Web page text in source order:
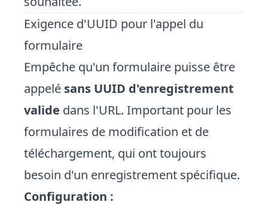
Exigence d'UUID pour l'appel du
formulaire
Empêche qu'un formulaire puisse être
appelé sans UUID d'enregistrement
valide dans l'URL. Important pour les
formulaires de modification et de
téléchargement, qui ont toujours
besoin d'un enregistrement spécifique.
Configuration :